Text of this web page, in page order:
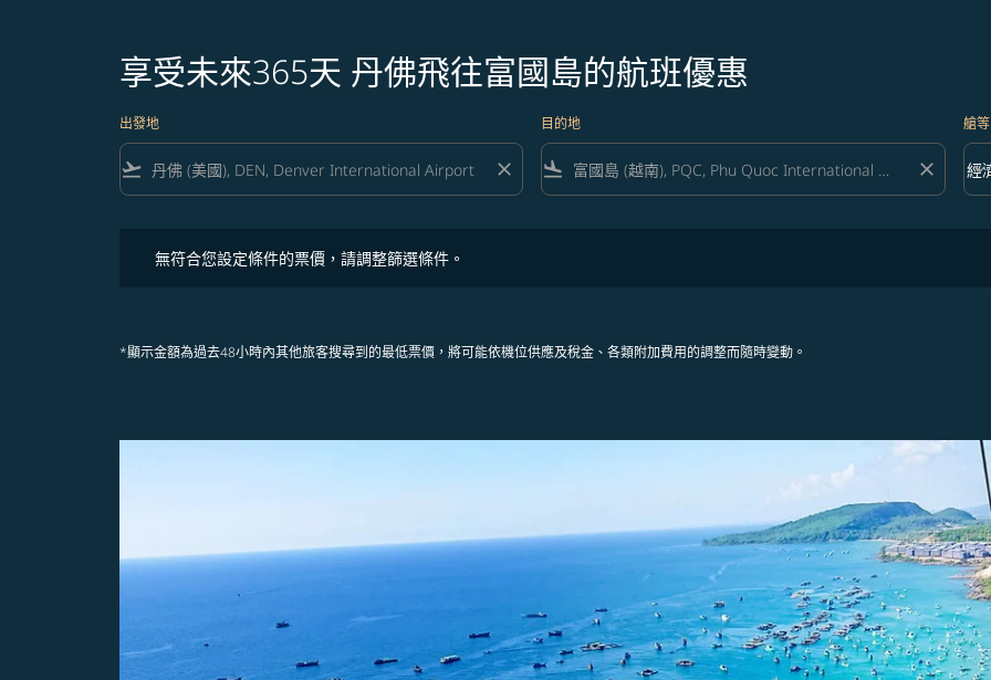
享受未來365天 丹佛飛往富國島的航班優惠
出發地
flight_takeoff close
目的地
flight_land close
艙等
艙
經
keyboard_arrow_down
無符合您設定條件的票價，請調整篩選條件。
*顯示金額為過去48小時內其他旅客搜尋到的最低票價，將可能依機位供應及稅金、各類附加費用的調整而隨時變動。